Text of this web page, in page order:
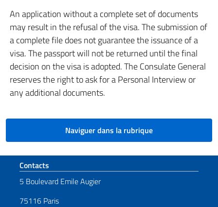
An application without a complete set of documents
may result in the refusal of the visa. The submission of
a complete file does not guarantee the issuance of a
visa. The passport will not be returned until the final
decision on the visa is adopted. The Consulate General
reserves the right to ask for a Personal Interview or
any additional documents.
Naviguer dans la rubrique
Section de pied de page
Contacts
5 Boulevard Emile Augier
75116 Paris